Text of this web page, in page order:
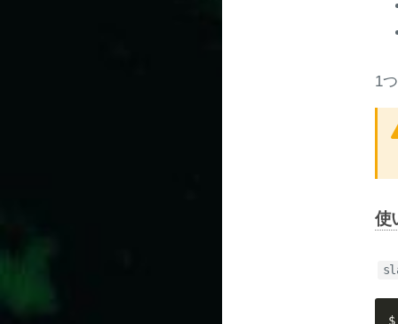
1
使